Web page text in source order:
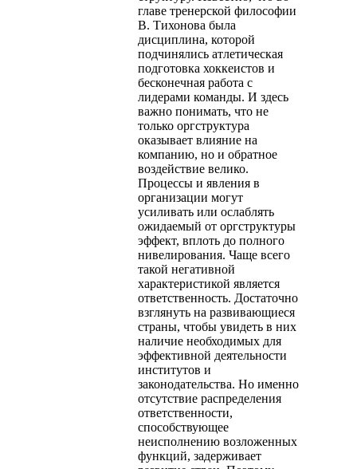
главе тренерской философии
В. Тихонова была
дисциплина, которой
подчинялись атлетическая
подготовка хоккеистов и
бесконечная работа с
лидерами команды. И здесь
важно понимать, что не
только оргструктура
оказывает влияние на
компанию, но и обратное
воздействие велико.
Процессы и явления в
организации могут
усиливать или ослаблять
ожидаемый от оргструктуры
эффект, вплоть до полного
нивелирования. Чаще всего
такой негативной
характеристикой является
ответственность. Достаточно
взглянуть на развивающиеся
страны, чтобы увидеть в них
наличие необходимых для
эффективной деятельности
институтов и
законодательства. Но именно
отсутствие распределения
ответственности,
способствующее
неисполнению возложенных
функций, задерживает